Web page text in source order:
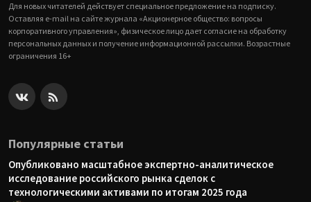
Для новых читателей действует специальное предложение на подписку.
Оставляя e-mail на сайте журнала «Акционерное общество: вопросы
корпоративного управления», физическое лицо дает согласие на обработку
персональных данных и получение информационной рассылки. Возрастные
ограничения 16+
Популярные статьи
Опубликовано масштабное экспертно-аналитическое
исследование российского рынка сделок с
технологическими активами по итогам 2025 года